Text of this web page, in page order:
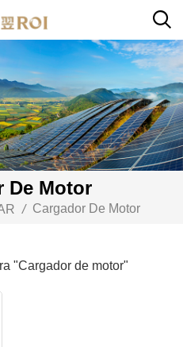
De Motor
/ Cargador De Motor
"Cargador de motor"